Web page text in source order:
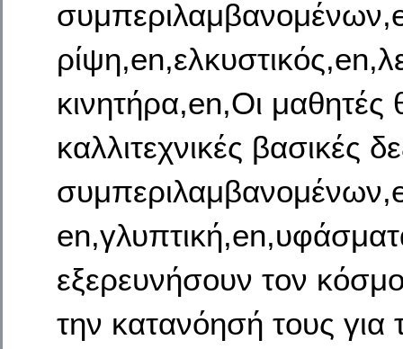
κινητήρα,en,Οι
καλλιτεχνικές βασικές
εξερευνήσουν τον
την κατανόησή τους